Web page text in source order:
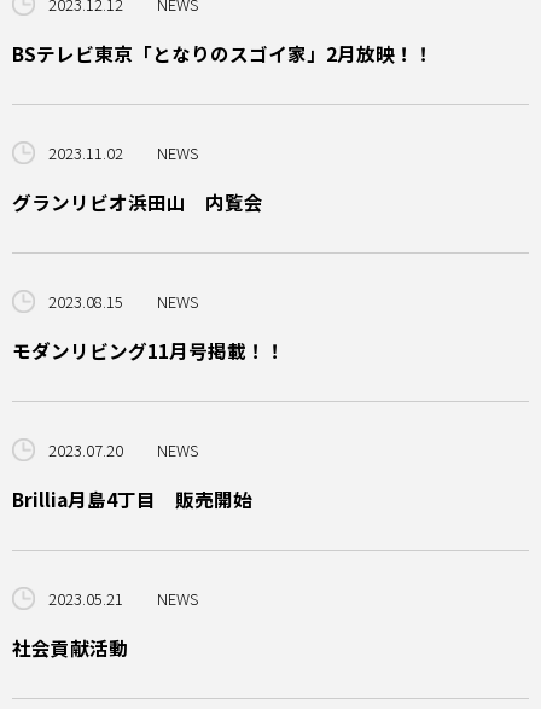
BSテレビ東京「となりのスゴイ家」2月放映！！
2023.11.02 NEWS
グランリビオ浜田山 内覧会
2023.08.15 NEWS
モダンリビング11月号掲載！！
2023.07.20 NEWS
Brillia月島4丁目 販売開始
2023.05.21 NEWS
社会貢献活動